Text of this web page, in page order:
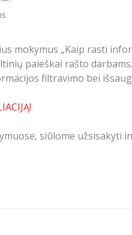
mokymus „Kaip rasti
paieškai rašto
filtravimo bei
siūlome užsisakyti